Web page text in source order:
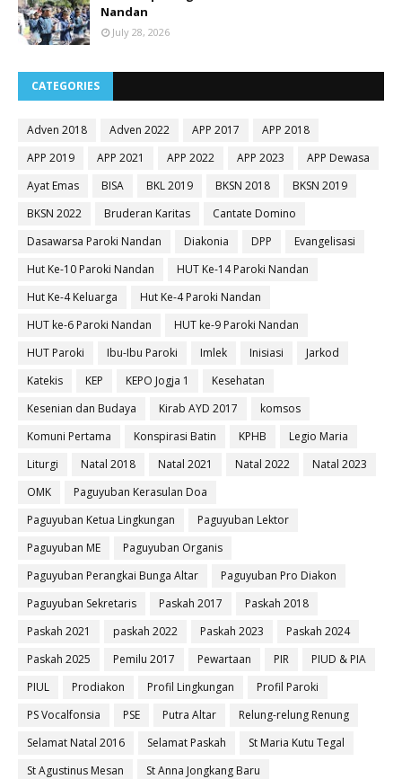
Nandan
July 28, 2026
CATEGORIES
Adven 2018 Adven 2022 APP 2017
APP 2018
APP 2019
APP 2021 APP 2022 APP 2023
APP Dewasa
Ayat Emas
BISA BKL 2019 BKSN 2018
BKSN 2019
BKSN 2022
Bruderan Karitas
Cantate Domino
Dasawarsa Paroki Nandan
Diakonia DPP
Evangelisasi
Hut Ke-10 Paroki Nandan
HUT Ke-14 Paroki Nandan
Hut Ke-4 Keluarga
Hut Ke-4 Paroki Nandan
HUT ke-6 Paroki Nandan
HUT ke-9 Paroki Nandan
HUT Paroki
Ibu-Ibu Paroki Imlek Inisiasi
Jarkod
Katekis
KEP KEPO Jogja 1
Kesehatan
Kesenian dan Budaya
Kirab AYD 2017
komsos
Komuni Pertama
Konspirasi Batin KPHB
Legio Maria
Liturgi
Natal 2018 Natal 2021 Natal 2022
Natal 2023
OMK
Paguyuban Kerasulan Doa
Paguyuban Ketua Lingkungan
Paguyuban Lektor
Paguyuban ME
Paguyuban Organis
Paguyuban Perangkai Bunga Altar
Paguyuban Pro Diakon
Paguyuban Sekretaris
Paskah 2017
Paskah 2018
Paskah 2021
paskah 2022 Paskah 2023
Paskah 2024
Paskah 2025
Pemilu 2017 Pewartaan PIR
PIUD & PIA
PIUL
Prodiakon Profil Lingkungan
Profil Paroki
PS Vocalfonsia
PSE Putra Altar
Relung-relung Renung
Selamat Natal 2016
Selamat Paskah
St Maria Kutu Tegal
St Agustinus Mesan
St Anna Jongkang Baru